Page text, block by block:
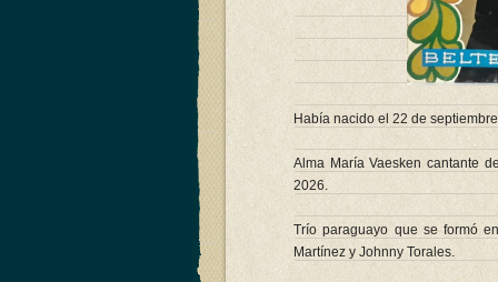
Había nacido el 22 de
Alma María Vaesken cantante
2026.
Trío paraguayo que se formó
Martínez y Johnny Torales.